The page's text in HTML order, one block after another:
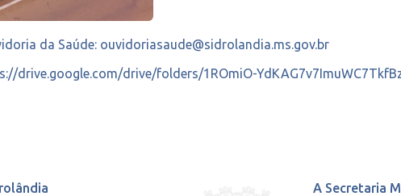
da Saúde: ouvidoriasaude@sidrolandia.ms.gov.br
drive.google.com/drive/folders/1ROmiO-
A Secretaria